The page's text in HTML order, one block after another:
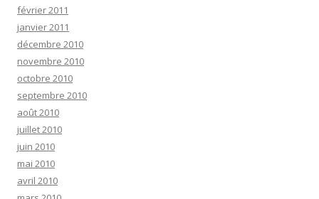
février 2011
janvier 2011
décembre 2010
novembre 2010
octobre 2010
septembre 2010
août 2010
juillet 2010
juin 2010
mai 2010
avril 2010